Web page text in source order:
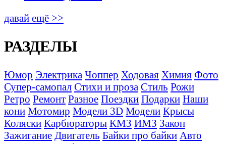
давай ещё >>
РАЗДЕЛЫ
Юмор Электрика Чоппер Ходовая Химия Фото
Супер-самопал Стихи и проза Стиль Рожи
Ретро Ремонт Разное Поездки Подарки Наши
кони Мотомир Модели 3D Модели Крысы
Коляски Карбюраторы КМЗ ИМЗ Закон
Зажигание Двигатель Байки про байки Авто